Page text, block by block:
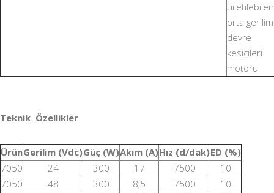
üretilebilen
orta gerilim
devre
kesicileri
motoru
Teknik Özellikler
ÜrünGerilim (Vdc)Güç (W)Akım (A)Hız (d/dak)ED (%)
7050
24 300 17 7500
10
7050
48 300 8,5 7500
10